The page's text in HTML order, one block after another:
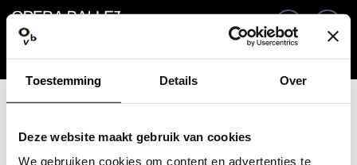
Toestemming Details Over
Deze website maakt gebruik van cookies
We gebruiken cookies om content en advertenties te